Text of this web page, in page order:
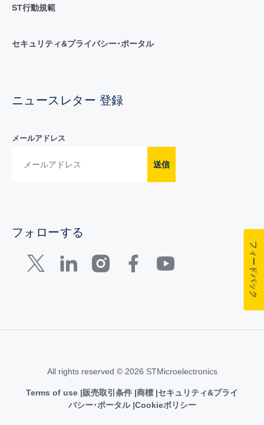
ST行動規範
セキュリティ&プライバシー･ポータル
ニュースレター 登録
メールアドレス
送信
フォローする
All rights reserved © 2026 STMicroelectronics
Terms of use 販売取引条件 商標 セキュリティ&プライ
バシー･ポータル Cookieポリシー
フィードバック